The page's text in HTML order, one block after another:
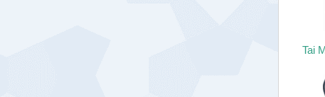
Tai